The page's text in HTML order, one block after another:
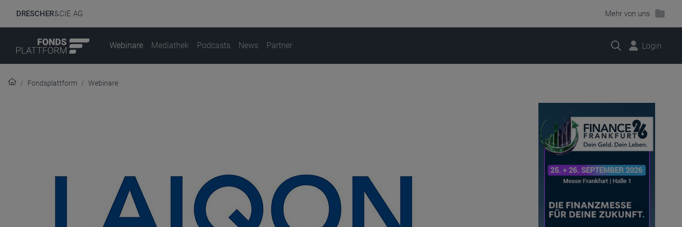
DRESCHER& CIE AG Mehr von uns
Suche Login
Webinare Mediathek Podcasts News Partner
Fondsplattform Webinare